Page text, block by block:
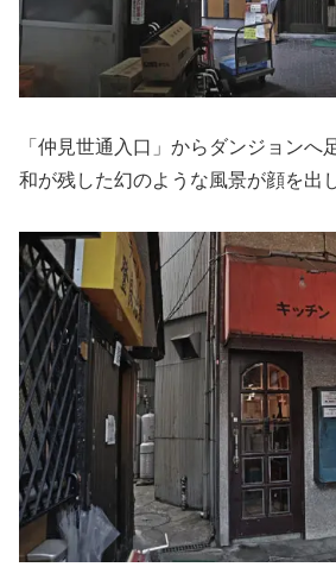
「仲見世通入口」からダンジョンへ
和が残した幻のような風景が顔を出